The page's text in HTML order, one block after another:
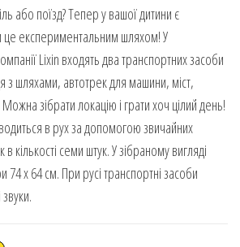
або поїзд? Тепер у вашої дитини є
це експериментальним шляхом! У
Lixin входять два транспортних засоби
з шляхами, автотрек для машини, міст,
зібрати локацію і грати хоч цілий день!
в рух за допомогою звичайних
кількості семи штук. У зібраному вигляді
74 х 64 см. При русі транспортні засоби